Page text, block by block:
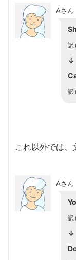
Aさん
訳
↓
訳
これ以外では、
Aさん
訳
↓